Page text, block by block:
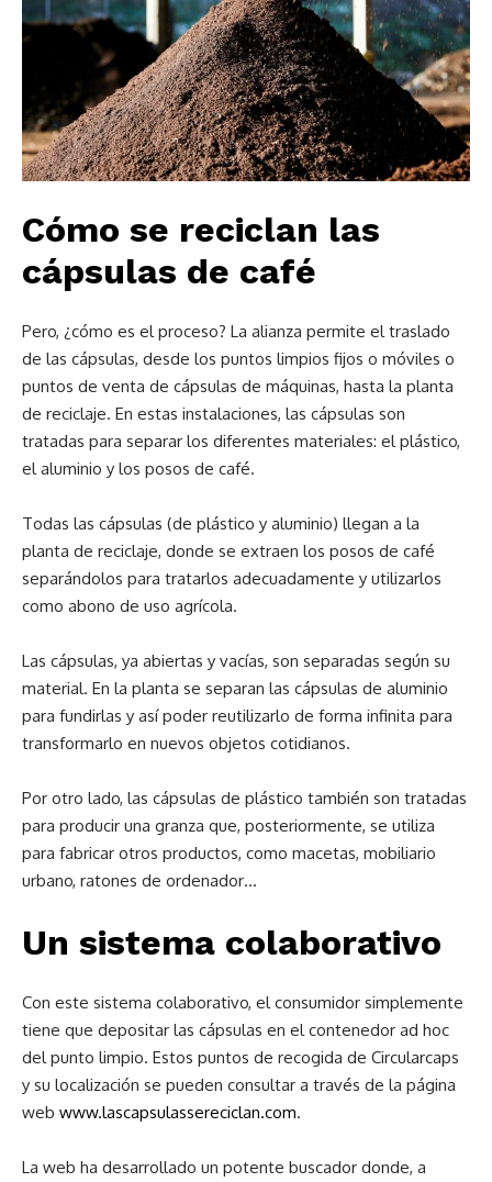
Cómo se reciclan las
cápsulas de café
Pero, ¿cómo es el proceso? La alianza permite el traslado
de las cápsulas, desde los puntos limpios fijos o móviles o
puntos de venta de cápsulas de máquinas, hasta la planta
de reciclaje. En estas instalaciones, las cápsulas son
tratadas para separar los diferentes materiales: el plástico,
el aluminio y los posos de café.
Todas las cápsulas (de plástico y aluminio) llegan a la
planta de reciclaje, donde se extraen los posos de café
separándolos para tratarlos adecuadamente y utilizarlos
como abono de uso agrícola.
Las cápsulas, ya abiertas y vacías, son separadas según su
material. En la planta se separan las cápsulas de aluminio
para fundirlas y así poder reutilizarlo de forma infinita para
transformarlo en nuevos objetos cotidianos.
Por otro lado, las cápsulas de plástico también son tratadas
para producir una granza que, posteriormente, se utiliza
para fabricar otros productos, como macetas, mobiliario
urbano, ratones de ordenador…
Un sistema colaborativo
Con este sistema colaborativo, el consumidor simplemente
tiene que depositar las cápsulas en el contenedor ad hoc
del punto limpio. Estos puntos de recogida de Circularcaps
y su localización se pueden consultar a través de la página
web www.lascapsulassereciclan.com.
La web ha desarrollado un potente buscador donde, a